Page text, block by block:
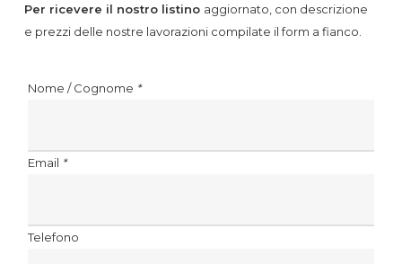
Per ricevere il nostro listino aggiornato, con descrizione
e prezzi delle nostre lavorazioni compilate il form a fianco.
Nome / Cognome *
Email *
Telefono